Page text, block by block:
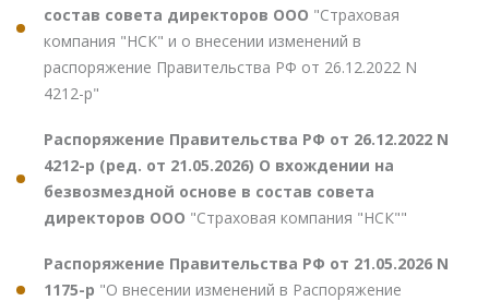
состав совета директоров ООО "Страховая
компания "НСК" и о внесении изменений в
распоряжение Правительства РФ от 26.12.2022 N
4212-р"
Распоряжение Правительства РФ от 26.12.2022 N
4212-р (ред. от 21.05.2026) О вхождении на
безвозмездной основе в состав совета
директоров ООО "Страховая компания "НСК""
Распоряжение Правительства РФ от 21.05.2026 N
1175-р "О внесении изменений в Распоряжение